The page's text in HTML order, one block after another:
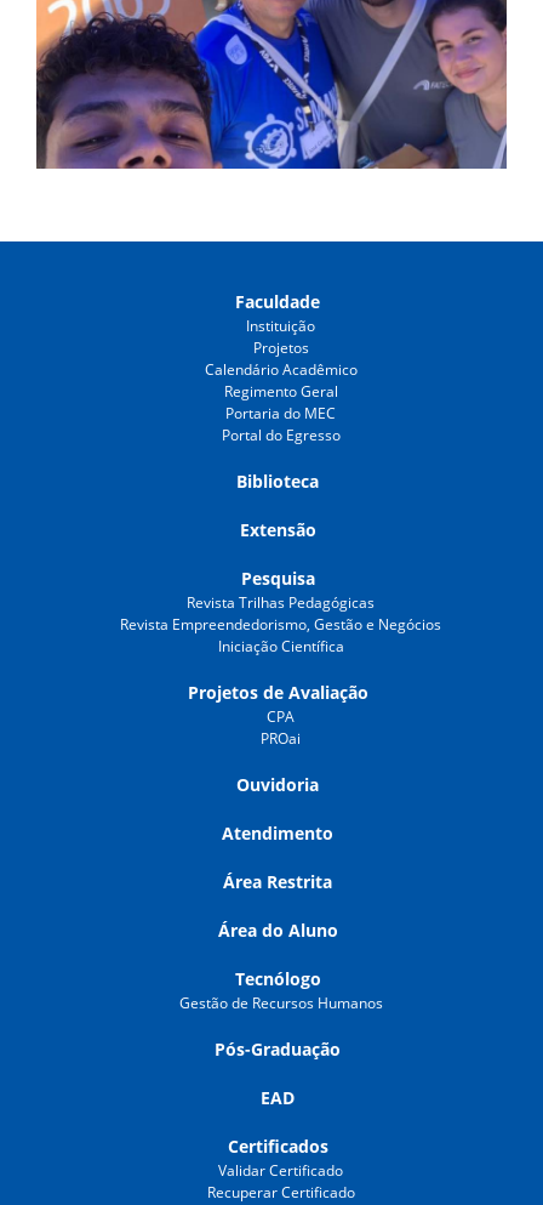
Faculdade
Instituição
Projetos
Calendário Acadêmico
Regimento Geral
Portaria do MEC
Portal do Egresso
Biblioteca
Extensão
Pesquisa
Revista Trilhas Pedagógicas
Revista Empreendedorismo, Gestão e Negócios
Iniciação Científica
Projetos de Avaliação
CPA
PROai
Ouvidoria
Atendimento
Área Restrita
Área do Aluno
Tecnólogo
Gestão de Recursos Humanos
Pós-Graduação
EAD
Certificados
Validar Certificado
Recuperar Certificado